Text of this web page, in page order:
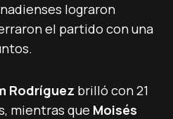
lograron
el partido con una
Rodríguez brilló con 21
mientras que Moisés